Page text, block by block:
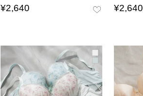
¥2,640 ¥2,640